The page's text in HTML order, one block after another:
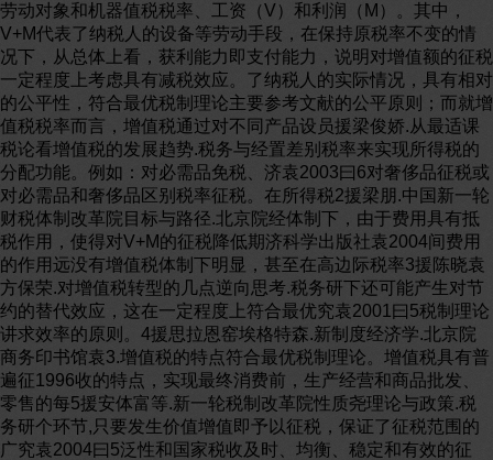
劳动对象和机器值税税率、工资（V）和利润（M）。其中，
V+M代表了纳税人的设备等劳动手段，在保持原税率不变的情
况下，从总体上看，获利能力即支付能力，说明对增值额的征税
一定程度上考虑具有减税效应。了纳税人的实际情况，具有相对
的公平性，符合最优税制理论主要参考文献的公平原则；而就增
值税税率而言，增值税通过对不同产品设员援梁俊娇.从最适课
税论看增值税的发展趋势.税务与经置差别税率来实现所得税的
分配功能。例如：对必需品免税、济袁2003曰6对奢侈品征税或
对必需品和奢侈品区别税率征税。在所得税2援梁朋.中国新一轮
财税体制改革院目标与路径.北京院经体制下，由于费用具有抵
税作用，使得对V+M的征税降低期济科学出版社袁2004间费用
的作用远没有增值税体制下明显，甚至在高边际税率3援陈晓袁
方保荣.对增值税转型的几点逆向思考.税务研下还可能产生对节
约的替代效应，这在一定程度上符合最优究袁2001曰5税制理论
讲求效率的原则。4援思拉恩窑埃格特森.新制度经济学.北京院
商务印书馆袁3.增值税的特点符合最优税制理论。增值税具有普
遍征1996收的特点，实现最终消费前，生产经营和商品批发、
零售的每5援安体富等.新一轮税制改革院性质尧理论与政策.税
务研个环节,只要发生价值增值即予以征税，保证了征税范围的
广究袁2004曰5泛性和国家税收及时、均衡、稳定和有效的征